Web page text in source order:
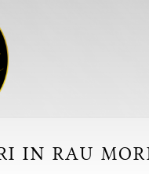
IN RAU